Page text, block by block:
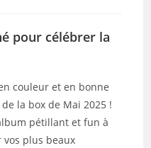
pour célébrer la
couleur et en bonne
la box de Mai 2025 !
pétillant et fun à
plus beaux